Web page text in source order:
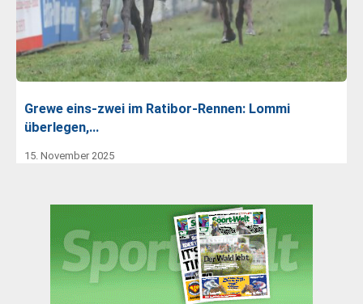
Grewe eins-zwei im Ratibor-Rennen: Lommi
überlegen,…
15. November 2025